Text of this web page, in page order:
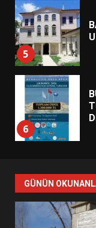
5
6
7
GÜNÜN